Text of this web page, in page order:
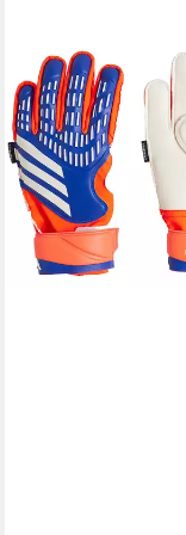
ADIDAS PERFORMANCE
Torwarthandschuhe
Predator
44,95 €
in 3-4 Werktagen bei dir